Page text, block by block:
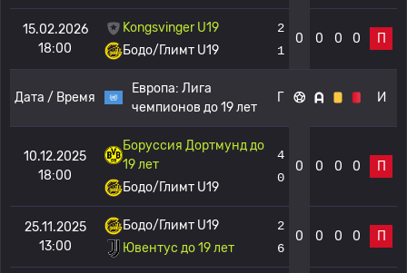
15.02.2026
18:00
Kongsvinger U19
Бодо/Глимт U19
2
1
0 0 0 0 П
Дата / Время
Европа: Лига
чемпионов до 19 лет
Г И
10.12.2025
18:00
Боруссия Дортмунд до
19 лет
Бодо/Глимт U19
4
0
0 0 0 0 П
25.11.2025
13:00
Бодо/Глимт U19
Ювентус до 19 лет
2
6
0 0 0 0 П